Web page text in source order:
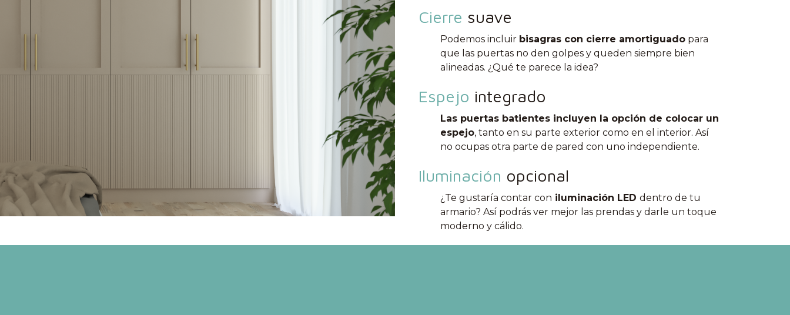
Cierre suave
Podemos incluir bisagras con cierre amortiguado para
que las puertas no den golpes y queden siempre bien
alineadas. ¿Qué te parece la idea?
Espejo integrado
Las puertas batientes incluyen la opción de colocar un
espejo, tanto en su parte exterior como en el interior. Así
no ocupas otra parte de pared con uno independiente.
Iluminación opcional
¿Te gustaría contar con iluminación LED dentro de tu
armario? Así podrás ver mejor las prendas y darle un toque
moderno y cálido.